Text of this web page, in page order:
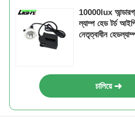
10000lux
ল্যাম্প হেড টর্চ
নেতৃত্বাধীন
চালিয়ে